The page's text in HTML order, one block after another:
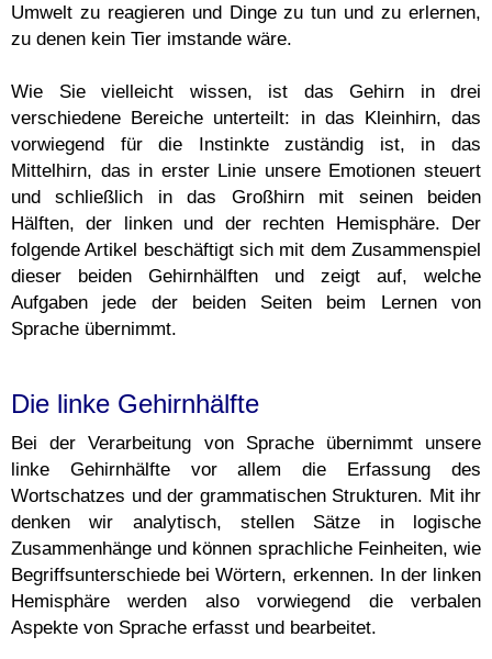
Umwelt zu reagieren und Dinge zu tun und zu erlernen,
zu denen kein Tier imstande wäre.
Wie Sie vielleicht wissen, ist das Gehirn in drei
verschiedene Bereiche unterteilt: in das Kleinhirn, das
vorwiegend für die Instinkte zuständig ist, in das
Mittelhirn, das in erster Linie unsere Emotionen steuert
und schließlich in das Großhirn mit seinen beiden
Hälften, der linken und der rechten Hemisphäre. Der
folgende Artikel beschäftigt sich mit dem Zusammenspiel
dieser beiden Gehirnhälften und zeigt auf, welche
Aufgaben jede der beiden Seiten beim Lernen von
Sprache übernimmt.
Die linke Gehirnhälfte
Bei der Verarbeitung von Sprache übernimmt unsere
linke Gehirnhälfte vor allem die Erfassung des
Wortschatzes und der grammatischen Strukturen. Mit ihr
denken wir analytisch, stellen Sätze in logische
Zusammenhänge und können sprachliche Feinheiten, wie
Begriffsunterschiede bei Wörtern, erkennen. In der linken
Hemisphäre werden also vorwiegend die verbalen
Aspekte von Sprache erfasst und bearbeitet.